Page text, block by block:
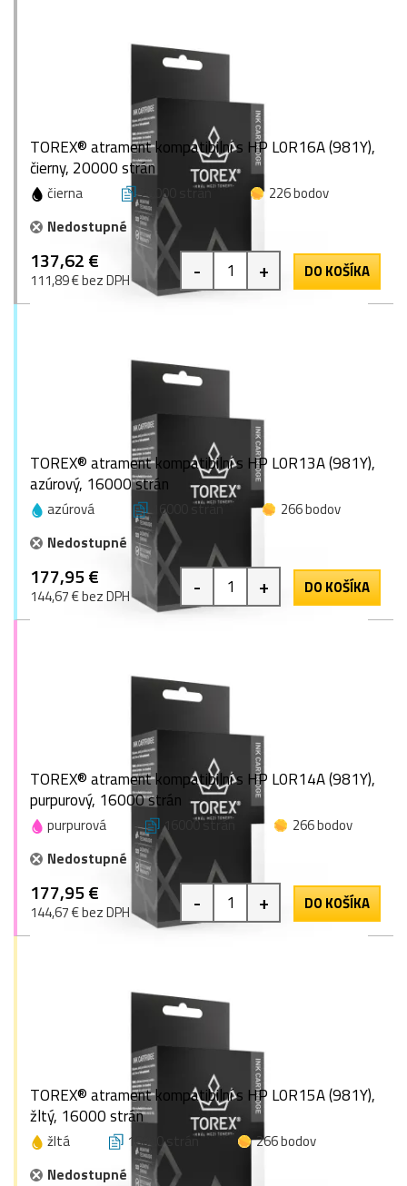
TOREX® atrament kompatibilní s HP L0R16A (981Y),
čierny, 20000 strán
čierna 20000 strán
226 bodov
Nedostupné
137,62 €
111,89 € bez DPH - + DO KOŠÍKA
TOREX® atrament kompatibilní s HP L0R13A (981Y),
azúrový, 16000 strán
azúrová 16000 strán
266 bodov
Nedostupné
177,95 €
144,67 € bez DPH - + DO KOŠÍKA
TOREX® atrament kompatibilní s HP L0R14A (981Y),
purpurový, 16000 strán
purpurová 16000 strán
266 bodov
Nedostupné
177,95 €
144,67 € bez DPH - + DO KOŠÍKA
TOREX® atrament kompatibilní s HP L0R15A (981Y),
žltý, 16000 strán
žltá 16000 strán
266 bodov
Nedostupné